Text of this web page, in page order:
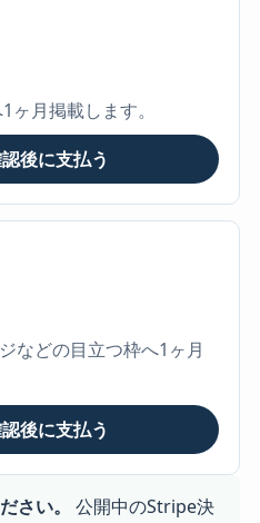
ヶ月掲載します。
後に支払う
などの目立つ枠へ1ヶ月
後に支払う
さい。
公開中のStripe決